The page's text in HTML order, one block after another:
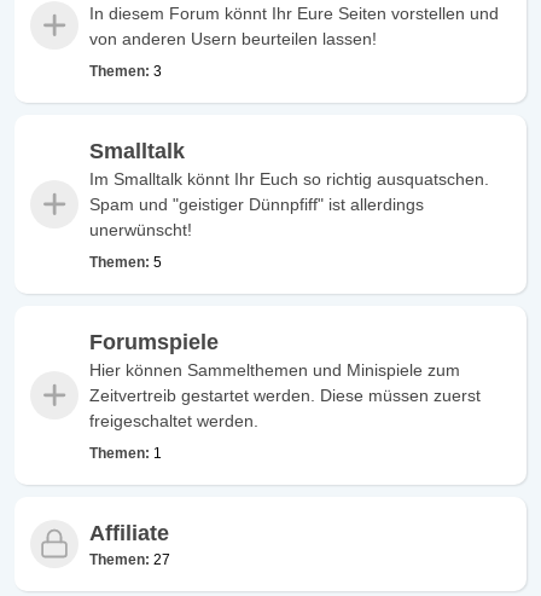
In diesem Forum könnt Ihr Eure Seiten vorstellen und
von anderen Usern beurteilen lassen!
Themen: 3
Smalltalk
Im Smalltalk könnt Ihr Euch so richtig ausquatschen.
Spam und "geistiger Dünnpfiff" ist allerdings
unerwünscht!
Themen: 5
Forumspiele
Hier können Sammelthemen und Minispiele zum
Zeitvertreib gestartet werden. Diese müssen zuerst
freigeschaltet werden.
Themen: 1
Affiliate
Themen: 27